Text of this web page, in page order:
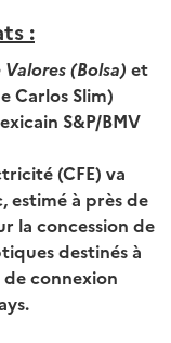
:
(Bolsa) et
Carlos Slim)
S&P/BMV
(CFE) va
estimé à près de
la concession de
destinés à
connexion